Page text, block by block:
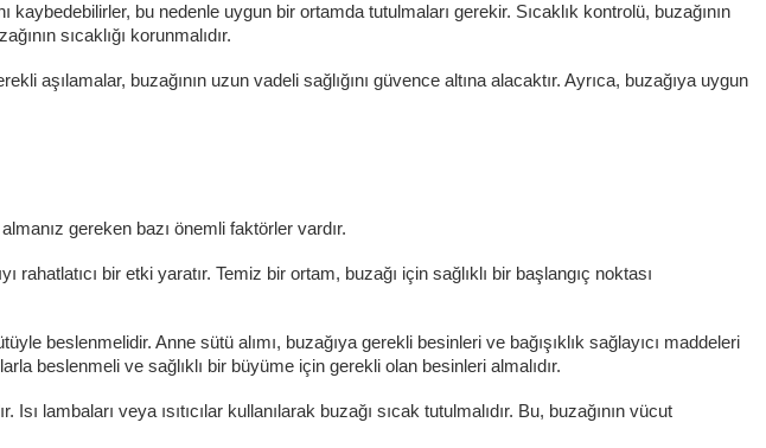
kaybedebilirler, bu nedenle uygun bir ortamda tutulmaları gerekir. Sıcaklık kontrolü, buzağının
sıcaklığı korunmalıdır.
aşılamalar, buzağının uzun vadeli sağlığını güvence altına alacaktır. Ayrıca, buzağıya uygun
gereken bazı önemli faktörler vardır.
bir etki yaratır. Temiz bir ortam, buzağı için sağlıklı bir başlangıç ​​noktası
beslenmelidir. Anne sütü alımı, buzağıya gerekli besinleri ve bağışıklık sağlayıcı maddeleri
beslenmeli ve sağlıklı bir büyüme için gerekli olan besinleri almalıdır.
lambaları veya ısıtıcılar kullanılarak buzağı sıcak tutulmalıdır. Bu, buzağının vücut